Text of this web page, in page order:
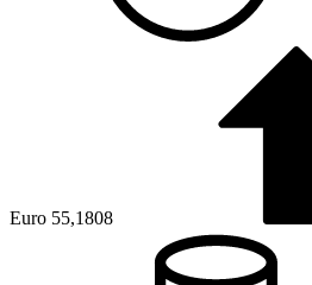
Euro 55,1808